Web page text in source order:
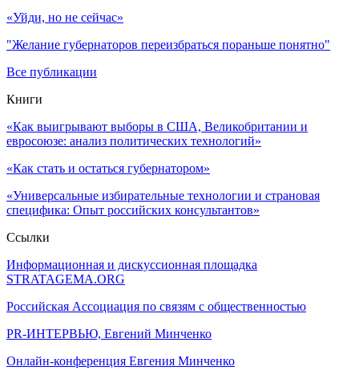
«Уйди, но не сейчас»
"Желание губернаторов переизбраться пораньше понятно"
Все публикации
Книги
«Как выигрывают выборы в США, Великобритании и
евросоюзе: анализ политических технологий»
«Как стать и остаться губернатором»
«Универсальные избирательные технологии и страновая
специфика: Опыт российских консультантов»
Ссылки
Информационная и дискуссионная площадка
STRATAGEMA.ORG
Российская Ассоциация по связям с общественностью
PR-ИНТЕРВЬЮ, Евгений Минченко
Онлайн-конференция Евгения Минченко